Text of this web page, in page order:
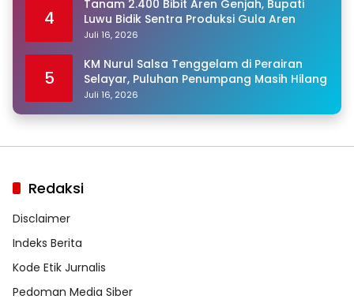
4
Tanam 2.400 Bibit Aren Genjah, Bupati
Luwu Bidik Sentra Produksi Gula Aren
Juli 16, 2026
5
KM Nurul Salsa Tenggelam di Perairan
Selayar, Puluhan Penumpang Masih Hilang
Juli 16, 2026
Redaksi
Disclaimer
Indeks Berita
Kode Etik Jurnalis
Pedoman Media Siber